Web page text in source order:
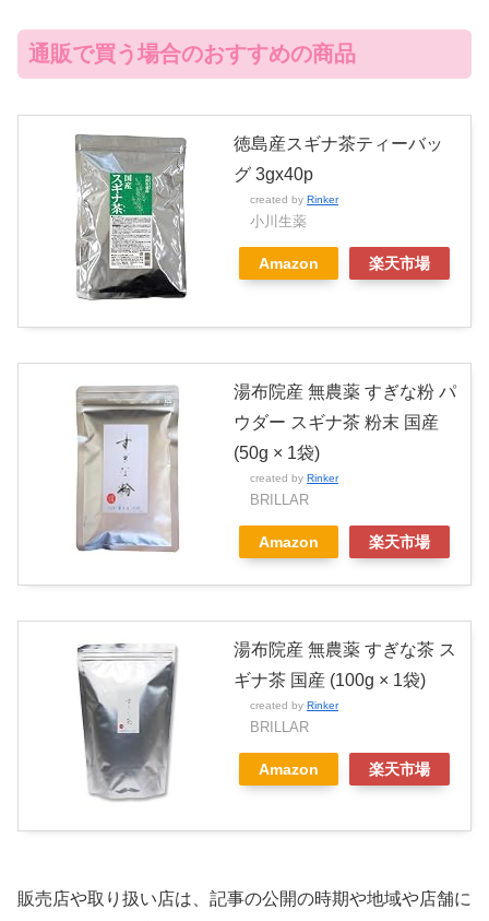
通販で買う場合のおすすめの商品
徳島産スギナ茶ティーバッ
グ 3gx40p
created by Rinker
小川生薬
Amazon 楽天市場
湯布院産 無農薬 すぎな粉 パ
ウダー スギナ茶 粉末 国産
(50g × 1袋)
created by Rinker
BRILLAR
Amazon 楽天市場
湯布院産 無農薬 すぎな茶 ス
ギナ茶 国産 (100g × 1袋)
created by Rinker
BRILLAR
Amazon 楽天市場
販売店や取り扱い店は、記事の公開の時期や地域や店舗に